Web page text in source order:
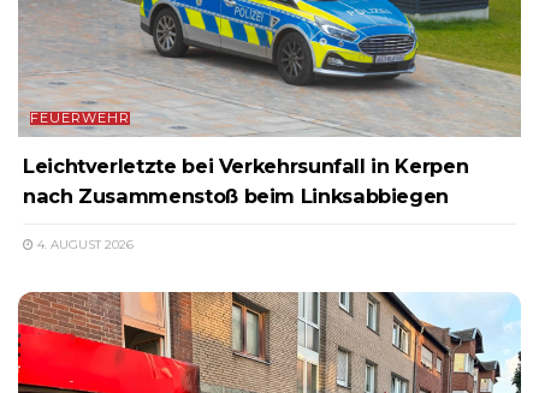
FEUERWEHR
Leichtverletzte bei Verkehrsunfall in Kerpen
nach Zusammenstoß beim Linksabbiegen
4. AUGUST 2026